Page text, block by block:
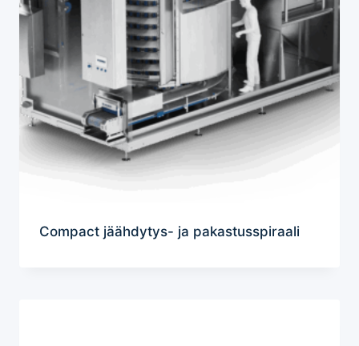
Compact jäähdytys- ja pakastusspiraali